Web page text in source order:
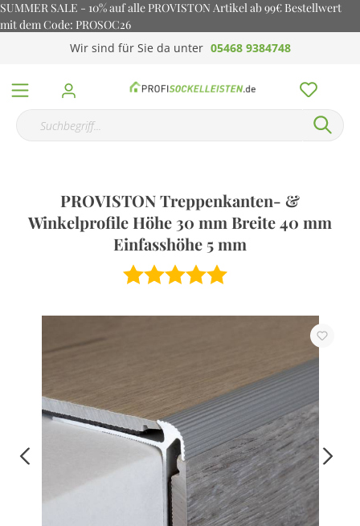
SUMMER SALE - 10% auf alle PROVISTON Artikel ab 99€ Bestellwert
mit dem Code: PROSOC26
Wir sind für Sie da unter 05468 9384748
PROVISTON Treppenkanten- &
Winkelprofile Höhe 30 mm Breite 40 mm
Einfasshöhe 5 mm